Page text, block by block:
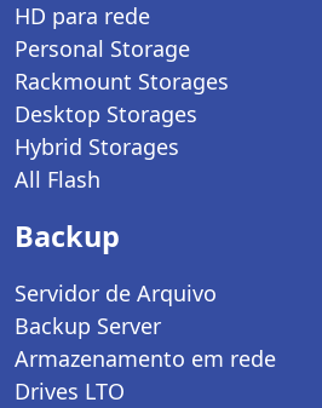
HD para rede
Personal Storage
Rackmount Storages
Desktop Storages
Hybrid Storages
All Flash
Backup
Servidor de Arquivo
Backup Server
Armazenamento em rede
Drives LTO